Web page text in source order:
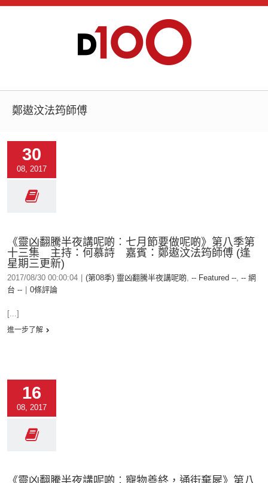
鄭遨汶法筠師傅
30
08, 2017
《靈凶翻騰半夜講呢啲︰七月節要做呢啲》第八季第
十三集 主持：何慕詩 嘉賓：鄭遨汶法筠師傅 (逢
星期三更新)
2017/08/30 00:00:04 (第08季) 靈凶翻騰半夜講呢啲, -- Featured --, -- 網
台 --
0條評論
[...]
進一步了解
16
08, 2017
《靈凶翻騰半夜講呢啲︰寵物善終，通街棄屍》第八